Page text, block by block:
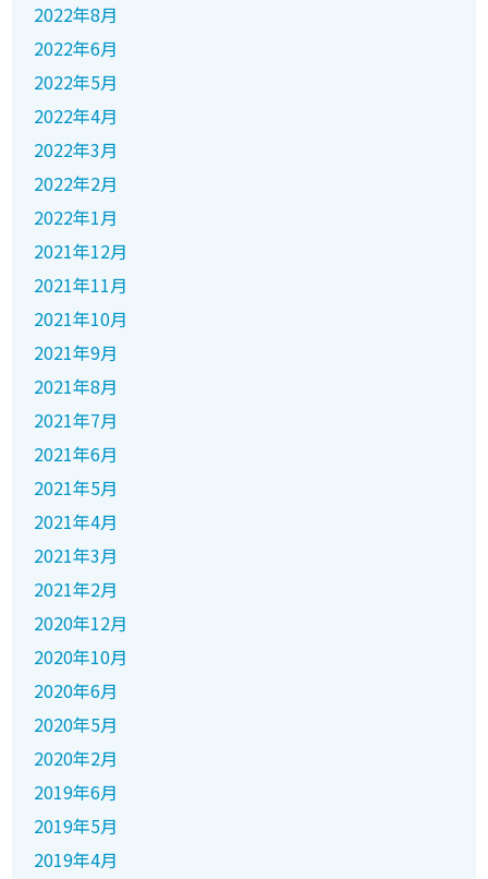
2022年8月
2022年6月
2022年5月
2022年4月
2022年3月
2022年2月
2022年1月
2021年12月
2021年11月
2021年10月
2021年9月
2021年8月
2021年7月
2021年6月
2021年5月
2021年4月
2021年3月
2021年2月
2020年12月
2020年10月
2020年6月
2020年5月
2020年2月
2019年6月
2019年5月
2019年4月